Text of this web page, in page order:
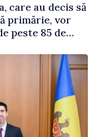
care au decis să
primărie, vor
peste 85 de